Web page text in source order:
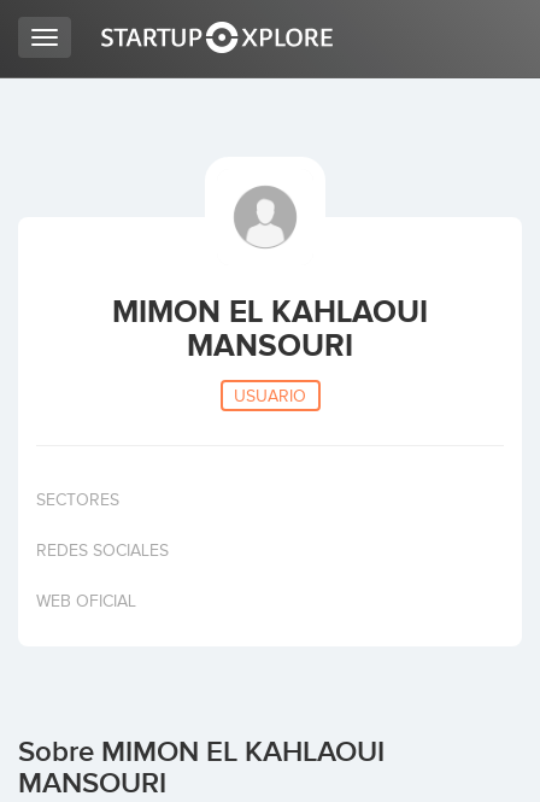
Inicio
Toggle
navigation
MIMON EL KAHLAOUI
MANSOURI
USUARIO
SECTORES
REDES SOCIALES
WEB OFICIAL
Sobre MIMON EL KAHLAOUI
MANSOURI